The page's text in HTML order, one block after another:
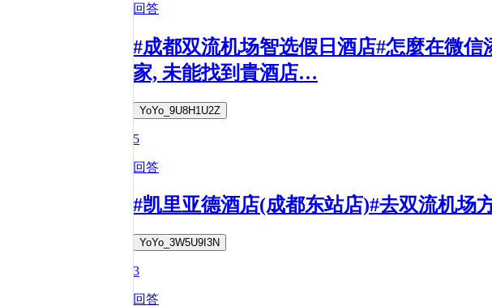
回答
#成都双流机场智选假日酒店#怎麼在微
家, 未能找到貴酒店…
YoYo_9U8H1U2Z
5
回答
#凯里亚德酒店(成都东站店)#去双流机场
YoYo_3W5U9I3N
3
回答